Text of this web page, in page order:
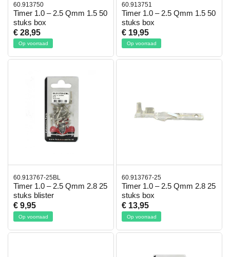
60.913750
Timer 1.0 – 2.5 Qmm 1.5 50
stuks box
€ 28,95
Op voorraad
60.913751
Timer 1.0 – 2.5 Qmm 1.5 50
stuks box
€ 19,95
Op voorraad
60.913767-25BL
Timer 1.0 – 2.5 Qmm 2.8 25
stuks blister
€ 9,95
Op voorraad
60.913767-25
Timer 1.0 – 2.5 Qmm 2.8 25
stuks box
€ 13,95
Op voorraad